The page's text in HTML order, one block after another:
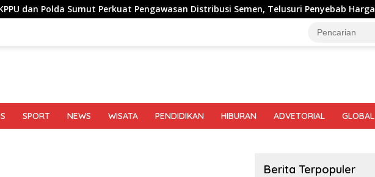
Perkuat Pengawasan Distribusi Semen, Telusuri Penyebab Harga Masih Tinggi
SPORT NEWS WISATA PENDIDIKAN HIBURAN ADVETORIAL GLOBAL
Berita Terpopuler